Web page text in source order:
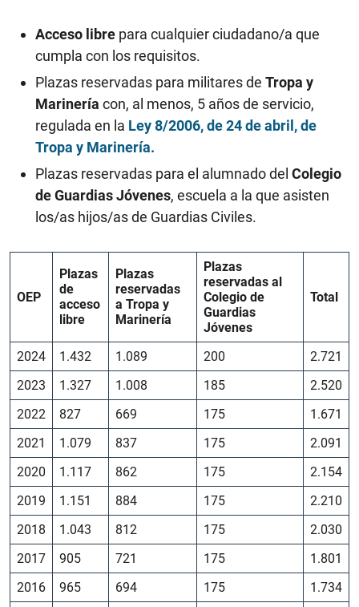
Acceso libre para cualquier ciudadano/a que
cumpla con los requisitos.
Plazas reservadas para militares de Tropa y
Marinería con, al menos, 5 años de servicio,
regulada en la Ley 8/2006, de 24 de abril, de
Tropa y Marinería.
Plazas reservadas para el alumnado del Colegio
de Guardias Jóvenes, escuela a la que asisten
los/as hijos/as de Guardias Civiles.
OEP
Plazas
de
acceso
libre
Plazas
reservadas
a Tropa y
Marinería
Plazas
reservadas al
Colegio de
Guardias
Jóvenes
Total
2024 1.432 1.089 200
2.721
2023
1.327 1.008 185
2.520
2022
827 669 175
1.671
2021
1.079 837 175
2.091
2020
1.117 862 175
2.154
2019
1.151 884 175
2.210
2018
1.043 812 175
2.030
2017
905 721 175
1.801
2016
965 694 175
1.734